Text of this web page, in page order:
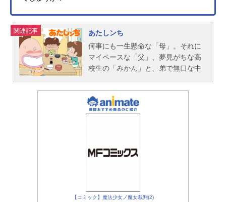
関連記事
あたしンち
何事にも一生懸命な「母」。それに
マイペースな「父」、夢見がちな高
校生の「みかん」と、弟で無口な中
常生活の中の些細なコトをテーマ
に、「あるある、こんなこと!!」と、
思わず「クスつ」と笑ってしまうタ
月19日（金）～2004年9月19日
富美子ユズヒコ：阪口大助父：緒方
【コミック】魔法少女ノ魔女裁判(2)